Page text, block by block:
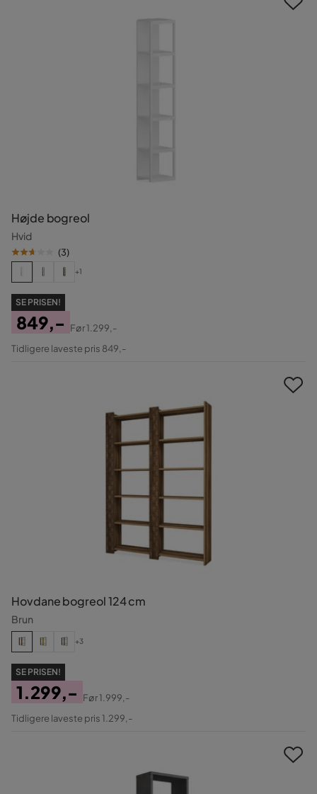
Højde bogreol
Hvid
(3)
+1
SE PRISEN!
Pris
849,-
Original
Før1.299,-
Tidligere laveste pris 849,-
Hovdane bogreol 124 cm
Brun
+3
SE PRISEN!
Pris
1.299,-
Original
Før1.999,-
Tidligere laveste pris 1.299,-